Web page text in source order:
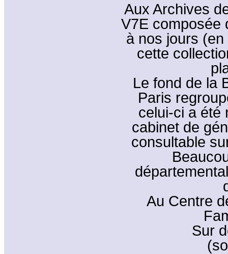
Aux Archives
V7E composée
à nos jours
cette
Le fond de la
Paris
celui-ci a été
cabinet de
consultable
Au Centre
Sur